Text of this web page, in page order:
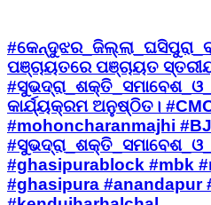
#ghasipurablock #mbk
#ghasipura #anandapur
#kendujharhalchal
Anandapur, Kendujhar | Jun 30,
T&CPrivacy PolicyContact Us